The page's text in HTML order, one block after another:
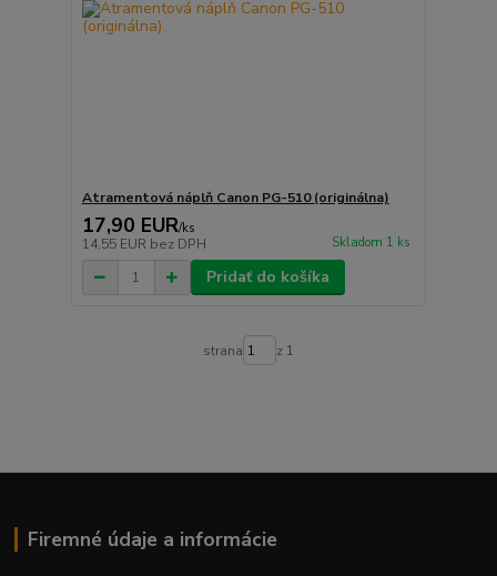
Atramentová náplň Canon PG-510 (originálna)
17,90 EUR/ks
14,55 EUR bez DPH Skladom 1 ks
Pridať do košíka
strana z 1
Firemné údaje a informácie